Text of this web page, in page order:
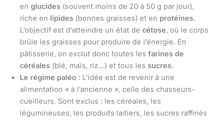
en glucides (souvent moins de 20 à 50 g par jour),
riche en lipides (bonnes graisses) et en protéines.
L’objectif est d’atteindre un état de cétose, où le corps
brûle les graisses pour produire de l’énergie. En
pâtisserie, on exclut donc toutes les farines de
céréales (blé, maïs, riz…) et tous les sucres.
Le régime paléo : L’idée est de revenir à une
alimentation « à l’ancienne », celle des chasseurs-
cueilleurs. Sont exclus : les céréales, les
légumineuses, les produits laitiers, les sucres raffinés